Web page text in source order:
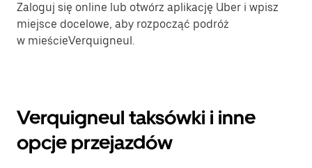
Zaloguj się online lub otwórz aplikację Uber i wpisz
miejsce docelowe, aby rozpocząć podróż
w mieścieVerquigneul.
Verquigneul taksówki i inne
opcje przejazdów